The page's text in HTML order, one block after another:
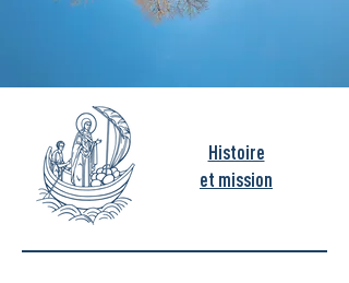
Histoire
et mission